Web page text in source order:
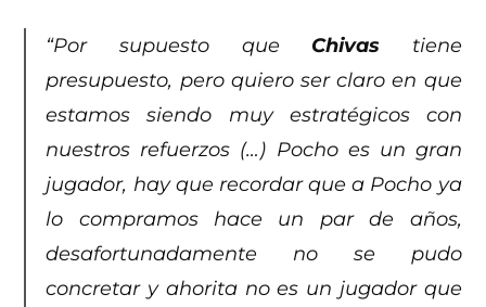
“Por supuesto que Chivas tiene
presupuesto, pero quiero ser claro en que
estamos siendo muy estratégicos con
nuestros refuerzos (…) Pocho es un gran
jugador, hay que recordar que a Pocho ya
lo compramos hace un par de años,
desafortunadamente no se pudo
concretar y ahorita no es un jugador que